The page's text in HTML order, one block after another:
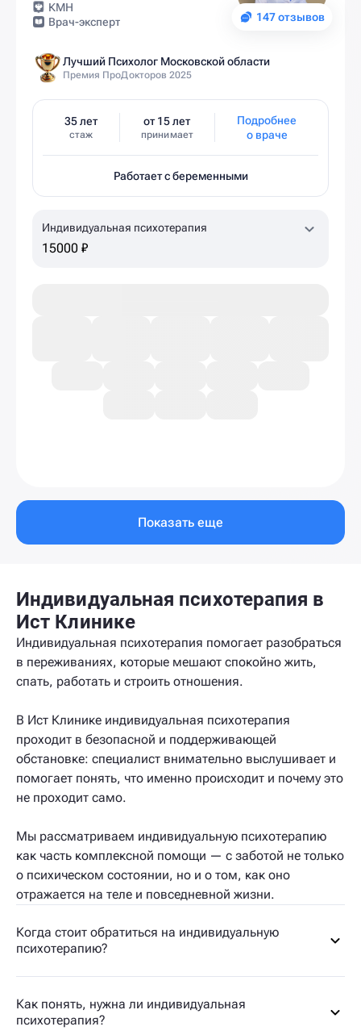
147 отзывов
КМН
Врач-эксперт
Лучший Психолог Московской области
Премия ПроДокторов 2025
35 лет
стаж
от 15 лет
принимает
Подробнее
о враче
Работает с беременными
Индивидуальная психотерапия
15000 ₽
Показать еще
Индивидуальная психотерапия в
Ист Клинике
Индивидуальная психотерапия помогает разобраться
в переживаниях, которые мешают спокойно жить,
спать, работать и строить отношения.
В Ист Клинике индивидуальная психотерапия
проходит в безопасной и поддерживающей
обстановке: специалист внимательно выслушивает и
помогает понять, что именно происходит и почему это
не проходит само.
Мы рассматриваем индивидуальную психотерапию
как часть комплексной помощи — с заботой не только
о психическом состоянии, но и о том, как оно
отражается на теле и повседневной жизни.
Когда стоит обратиться на индивидуальную
психотерапию?
Как понять, нужна ли индивидуальная
психотерапия?